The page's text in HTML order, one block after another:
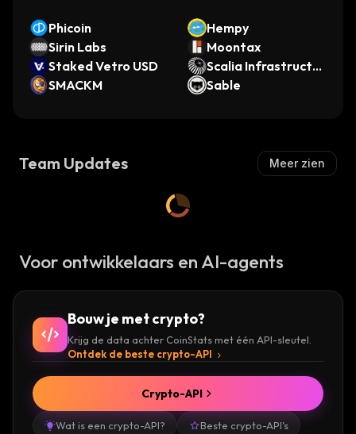
Phicoin
Hempy
Sirin Labs
Moontax
Staked Vetro USD
Scalia Infrastructur
e
SMACKM Sable
Team Updates Meer zien
Voor ontwikkelaars en AI-agents
Bouw je met crypto?
Krijg de data achter CoinStats met één API-sleutel.
Ontdek de beste crypto-API
Wat is een crypto-API? Beste crypto-API's
Crypto-API